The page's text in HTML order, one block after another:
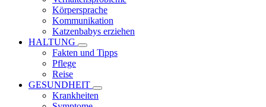
Körpersprache
Kommunikation
Katzenbabys erziehen
HALTUNG
Fakten und Tipps
Pflege
Reise
GESUNDHEIT
Krankheiten